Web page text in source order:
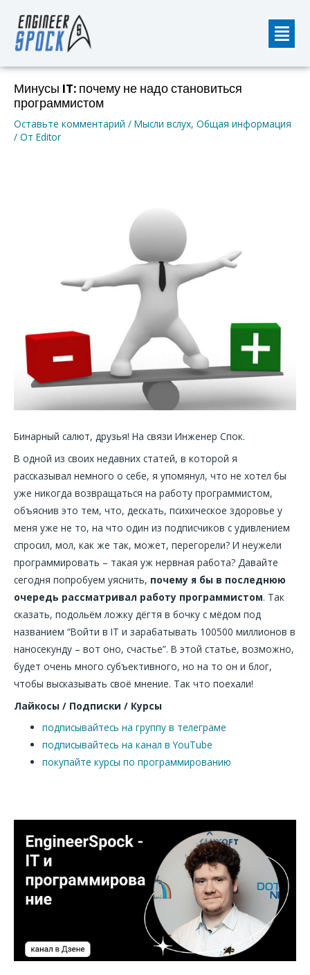
содержимому
Минусы IT: почему не надо становиться
программистом
Оставьте комментарий / Мысли вслух, Общая информация
/ От Editor
Бинарный салют, друзья! На связи Инженер Спок.
В одной из своих недавних статей, в которой я
рассказывал немного о себе, я упомянул, что не хотел бы
уже никогда возвращаться на работу программистом,
объяснив это тем, что, дескать, психическое здоровье у
меня уже не то, на что один из подписчиков с удивлением
спросил, мол, как же так, может, перегорели? И неужели
программировать – такая уж нервная работа? Давайте
сегодня попробуем уяснить, почему я бы в последнюю
очередь рассматривал работу программистом. Так
сказать, подольём ложку дёгтя в бочку с мёдом под
названием “Войти в IT и зарабатывать 100500 миллионов в
наносекунду – вот оно, счастье”. В этой статье, возможно,
будет очень много субъективного, но на то он и блог,
чтобы высказывать своё мнение. Так что поехали!
Лайкосы / Подписки / Курсы
подписывайтесь на группу в телеграме
подписывайтесь на канал в YouTube
покупайте курсы по программированию
по
записям